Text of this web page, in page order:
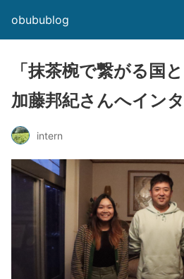
obubublog
「抹茶椀で繋がる
加藤邦紀さんへイン
intern